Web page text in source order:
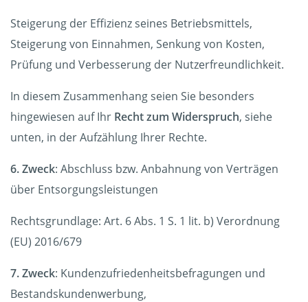
Steigerung der Effizienz seines Betriebsmittels,
Steigerung von Einnahmen, Senkung von Kosten,
Prüfung und Verbesserung der Nutzerfreundlichkeit.
In diesem Zusammenhang seien Sie besonders
hingewiesen auf Ihr Recht zum Widerspruch, siehe
unten, in der Aufzählung Ihrer Rechte.
6. Zweck: Abschluss bzw. Anbahnung von Verträgen
über Entsorgungsleistungen
Rechtsgrundlage: Art. 6 Abs. 1 S. 1 lit. b) Verordnung
(EU) 2016/679
7. Zweck: Kundenzufriedenheitsbefragungen und
Bestandskundenwerbung,